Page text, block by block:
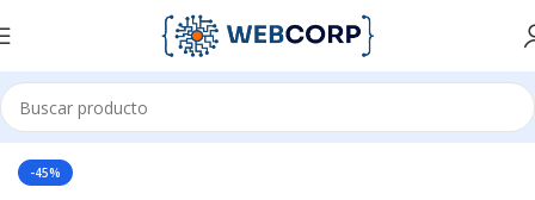
Inicio CANALIZACIÓN CANALETAS
-45%